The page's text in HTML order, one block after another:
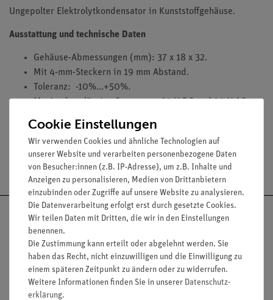
Ungepolter Elektrolytkondensator in Kunststoffgehäuse.
Ausstattung und technische Daten
Gehäuse-Abmessungen (mm): 37 x 18 x 32.
Mit 4-mm-Steckern in 19 mm Abstand.
Toleranz: -10%...+50%.
Maximale zulässige Spannung: 60 V DC und 30 V AC
Versandkostenfrei ab 300,- €
Nach oben
Cookie Einstellungen
Wir verwenden Cookies und ähnliche Technologien auf
unserer Website und verarbeiten personenbezogene Daten
von Besucher:innen (z.B. IP-Adresse), um z.B. Inhalte und
Anzeigen zu personalisieren, Medien von Drittanbietern
einzubinden oder Zugriffe auf unsere Website zu analysieren.
Die Datenverarbeitung erfolgt erst durch gesetzte Cookies.
Wir teilen Daten mit Dritten, die wir in den Einstellungen
benennen.
Die Zustimmung kann erteilt oder abgelehnt werden. Sie
haben das Recht, nicht einzuwilligen und die Einwilligung zu
einem späteren Zeitpunkt zu ändern oder zu widerrufen.
Weitere Informationen finden Sie in unserer Daten­schutz­
erklärung.